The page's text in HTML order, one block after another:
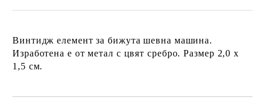
Винтидж елемент за бижута шевна машина.
Изработена е от метал с цвят сребро. Размер 2,0 х
1,5 см.